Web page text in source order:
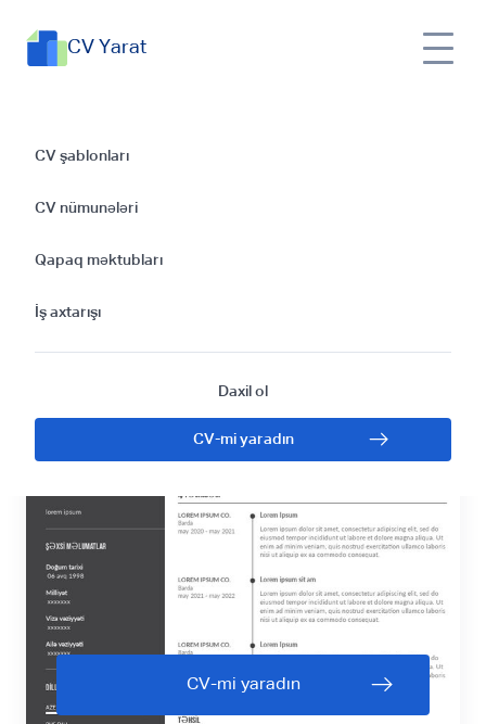
CV Yarat
CV şablonları
CV nümunələri
Qapaq məktubları
İş axtarışı
Daxil ol
CV-mi yaradın
Full-stack
Proqramçı üçün CV
Hazırlamaq: Əsas
Nəticələr
CV-mi yaradın